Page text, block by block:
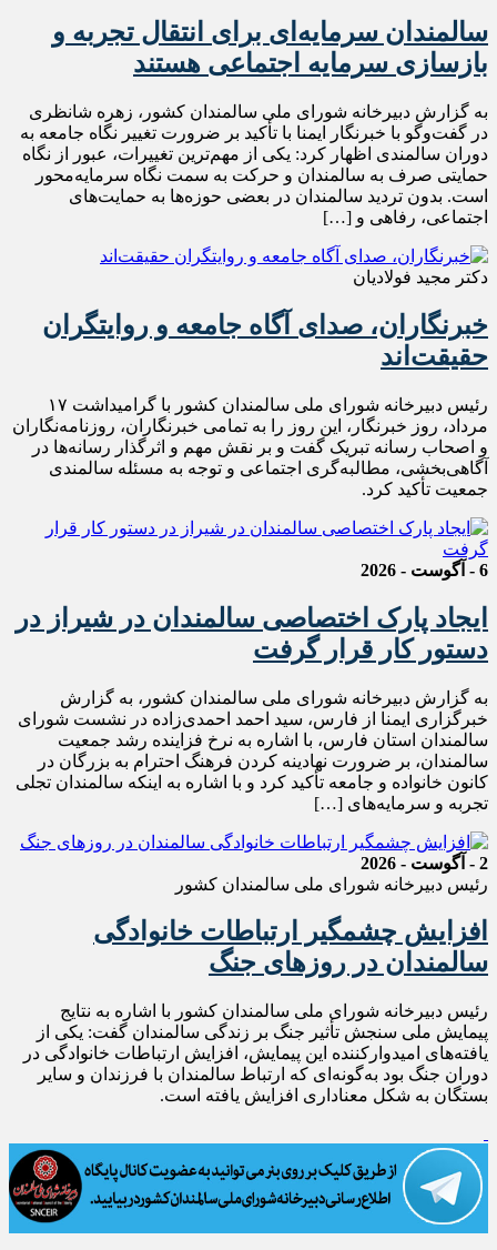
سالمندان سرمایه‌ای برای انتقال تجربه و
بازسازی سرمایه اجتماعی هستند
به گزارش دبیرخانه شورای ملی سالمندان کشور، زهره شانظری
در گفت‌وگو با خبرنگار ایمنا با تأکید بر ضرورت تغییر نگاه جامعه به
دوران سالمندی اظهار کرد: یکی از مهم‌ترین تغییرات، عبور از نگاه
حمایتی صرف به سالمندان و حرکت به سمت نگاه سرمایه‌محور
است. بدون تردید سالمندان در بعضی حوزه‌ها به حمایت‌های
اجتماعی، رفاهی و […]
دکتر مجید فولادیان
خبرنگاران، صدای آگاه جامعه و روایتگران
حقیقت‌اند
رئیس دبیرخانه شورای ملی سالمندان کشور با گرامیداشت ۱۷
مرداد، روز خبرنگار، این روز را به تمامی خبرنگاران، روزنامه‌نگاران
و اصحاب رسانه تبریک گفت و بر نقش مهم و اثرگذار رسانه‌ها در
آگاهی‌بخشی، مطالبه‌گری اجتماعی و توجه به مسئله سالمندی
جمعیت تأکید کرد.
6 - آگوست - 2026
ایجاد پارک اختصاصی سالمندان در شیراز در
دستور کار قرار گرفت
به گزارش دبیرخانه شورای ملی سالمندان کشور، به گزارش
خبرگزاری ایمنا از فارس، سید احمد احمدی‌زاده در نشست شورای
سالمندان استان فارس، با اشاره به نرخ فزاینده رشد جمعیت
سالمندان، بر ضرورت نهادینه کردن فرهنگ احترام به بزرگان در
کانون خانواده و جامعه تأکید کرد و با اشاره به اینکه سالمندان تجلی
تجربه و سرمایه‌های […]
2 - آگوست - 2026
رئیس دبیرخانه شورای ملی سالمندان کشور
افزایش چشمگیر ارتباطات خانوادگی
سالمندان در روزهای جنگ
رئیس دبیرخانه شورای ملی سالمندان کشور با اشاره به نتایج
پیمایش ملی سنجش تأثیر جنگ بر زندگی سالمندان گفت: یکی از
یافته‌های امیدوارکننده این پیمایش، افزایش ارتباطات خانوادگی در
دوران جنگ بود به‌گونه‌ای که ارتباط سالمندان با فرزندان و سایر
بستگان به شکل معناداری افزایش یافته است.